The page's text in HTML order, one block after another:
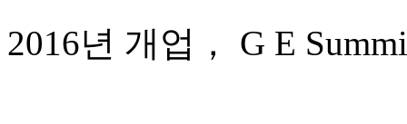
2016년 개업， G E